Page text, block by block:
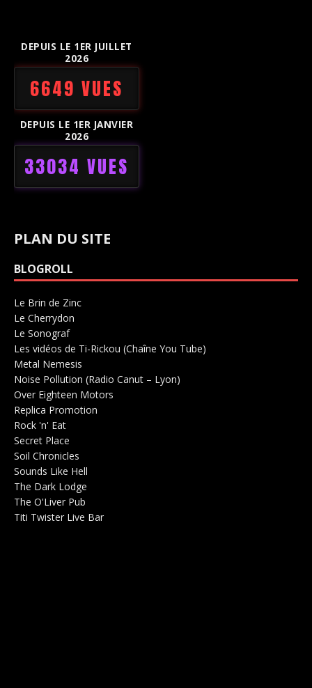
DEPUIS LE 1ER JUILLET
2026
6649 VUES
DEPUIS LE 1ER JANVIER
2026
33034 VUES
PLAN DU SITE
BLOGROLL
Le Brin de Zinc
Le Cherrydon
Le SonografSalle de concerts 0
Les vidéos de Ti-Rickou (Chaîne You Tube)
Metal Nemesis
Noise Pollution (Radio Canut – Lyon)
Over Eighteen Motors
Replica Promotion
Rock 'n' Eat
Secret Place
Soil Chronicles
Sounds Like Hell
The Dark Lodge
The O'Liver Pub
Titi Twister Live Bar